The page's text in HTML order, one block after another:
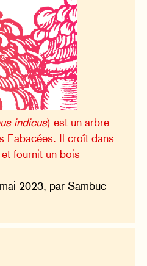
indicus) est un arbre
Fabacées. Il croît dans
fournit un bois
2023, par Sambuc